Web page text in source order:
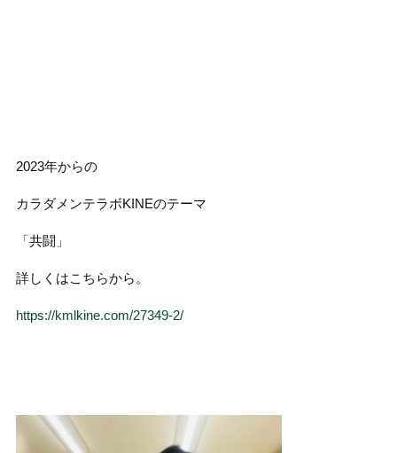
2023年からの
カラダメンテラボKINEのテーマ
「共闘」
詳しくはこちらから。
https://kmlkine.com/27349-2/